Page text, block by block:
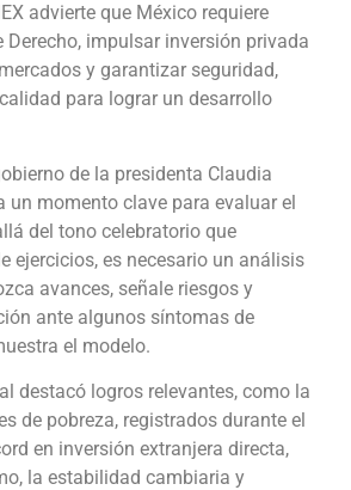
advierte que México requiere
Derecho, impulsar inversión privada
y garantizar seguridad,
para lograr un desarrollo
de la presidenta Claudia
un momento clave para evaluar el
del tono celebratorio que
ejercicios, es necesario un análisis
avances, señale riesgos y
ante algunos síntomas de
el modelo.
destacó logros relevantes, como la
de pobreza, registrados durante el
en inversión extranjera directa,
la estabilidad cambiaria y